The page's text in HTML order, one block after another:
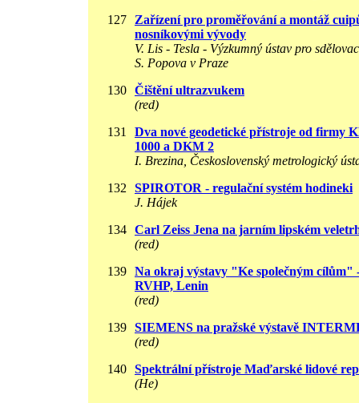
127
Zařízení pro proměřování a montáž
nosníkovými vývody
V. Lis - Tesla - Výzkumný ústav pro
S. Popova v Praze
130 Čištění ultrazvukem
(red)
131
Dva nové geodetické přístroje od firmy
1000 a DKM 2
I. Brezina, Československý metrologický
132
SPIROTOR - regulační systém hodineki
J. Hájek
134 Carl Zeiss Jena na jarním lipském
(red)
139 Na okraj výstavy "Ke společným cílům"
RVHP, Lenin
(red)
139 SIEMENS na pražské výstavě
(red)
140 Spektrální přístroje Maďarské lidové
(He)